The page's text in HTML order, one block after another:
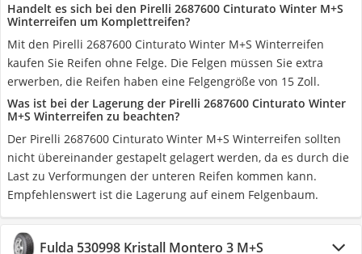
Handelt es sich bei den Pirelli 2687600 Cinturato Winter M+S
Winterreifen um Komplettreifen?
Mit den Pirelli 2687600 Cinturato Winter M+S Winterreifen
kaufen Sie Reifen ohne Felge. Die Felgen müssen Sie extra
erwerben, die Reifen haben eine Felgengröße von 15 Zoll.
Was ist bei der Lagerung der Pirelli 2687600 Cinturato Winter
M+S Winterreifen zu beachten?
Der Pirelli 2687600 Cinturato Winter M+S Winterreifen sollten
nicht übereinander gestapelt gelagert werden, da es durch die
Last zu Verformungen der unteren Reifen kommen kann.
Empfehlenswert ist die Lagerung auf einem Felgenbaum.
Fulda 530998 Kristall Montero 3 M+S